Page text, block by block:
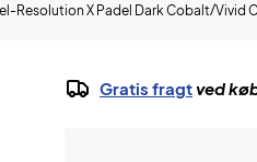
Resolution X Padel Dark Cobalt/Vivid
Gratis fragtved